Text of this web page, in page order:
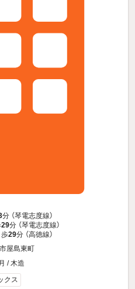
分 （琴電志度線）
29分 （琴電志度線）
29分 （高徳線）
屋島東町
/ 木造
クス